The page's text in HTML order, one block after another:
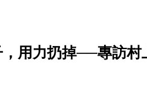
用力扔掉──專訪村